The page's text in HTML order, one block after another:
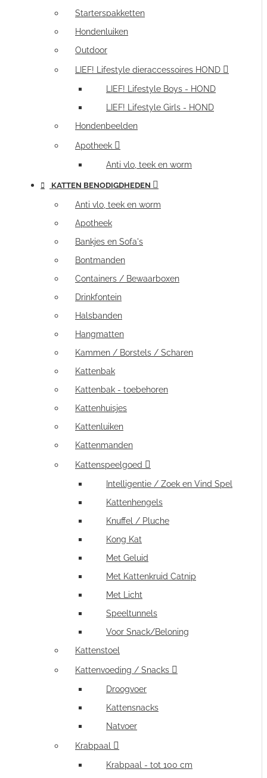
Starterspakketten
Hondenluiken
Outdoor
LIEF! Lifestyle dieraccessoires HOND
LIEF! Lifestyle Boys - HOND
LIEF! Lifestyle Girls - HOND
Hondenbeelden
Apotheek
Anti vlo, teek en worm
KATTEN BENODIGDHEDEN
Anti vlo, teek en worm
Apotheek
Bankjes en Sofa's
Bontmanden
Containers / Bewaarboxen
Drinkfontein
Halsbanden
Hangmatten
Kammen / Borstels / Scharen
Kattenbak
Kattenbak - toebehoren
Kattenhuisjes
Kattenluiken
Kattenmanden
Kattenspeelgoed
Intelligentie / Zoek en Vind Spel
Kattenhengels
Knuffel / Pluche
Kong Kat
Met Geluid
Met Kattenkruid Catnip
Met Licht
Speeltunnels
Voor Snack/Beloning
Kattenstoel
Kattenvoeding / Snacks
Droogvoer
Kattensnacks
Natvoer
Krabpaal
Krabpaal - tot 100 cm